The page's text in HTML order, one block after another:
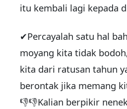
itu kembali lagi kepada
✔Percayalah satu hal
moyang kita tidak
kita dari ratusan tahun
berontak jika memang
👎👎Kalian berpikir